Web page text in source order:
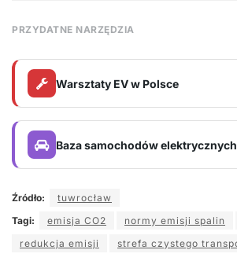
PRZYDATNE NARZĘDZIA
Warsztaty EV w Polsce
Baza samochodów elektrycznych
Źródło:
tuwrocław
Tagi:
emisja CO2 normy emisji spalin
redukcja emisji
strefa czystego